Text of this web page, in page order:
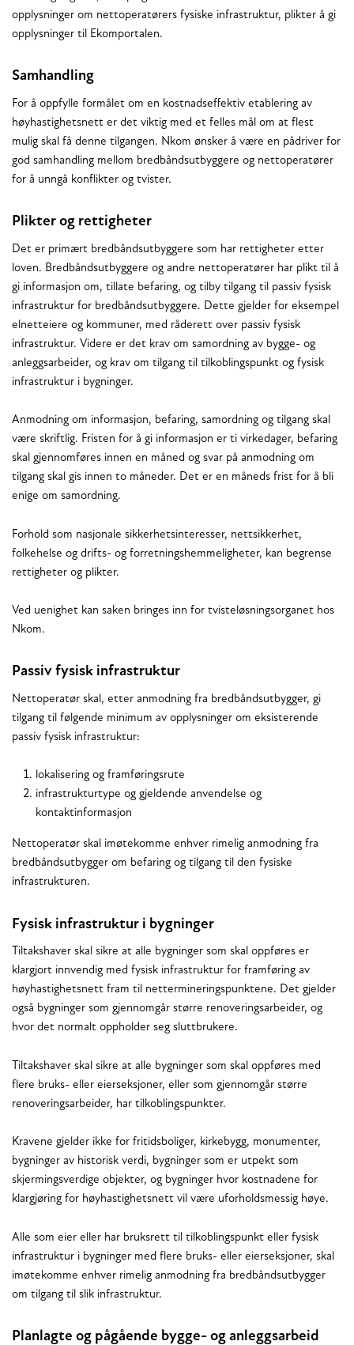
opplysninger om nettoperatørers fysiske infrastruktur, plikter å gi
opplysninger til Ekomportalen.
Samhandling
For å oppfylle formålet om en kostnadseffektiv etablering av
høyhastighetsnett er det viktig med et felles mål om at flest
mulig skal få denne tilgangen. Nkom ønsker å være en pådriver for
god samhandling mellom bredbåndsutbyggere og nettoperatører
for å unngå konflikter og tvister.
Plikter og rettigheter
Det er primært bredbåndsutbyggere som har rettigheter etter
loven. Bredbåndsutbyggere og andre nettoperatører har plikt til å
gi informasjon om, tillate befaring, og tilby tilgang til passiv fysisk
infrastruktur for bredbåndsutbyggere. Dette gjelder for eksempel
elnetteiere og kommuner, med råderett over passiv fysisk
infrastruktur. Videre er det krav om samordning av bygge- og
anleggsarbeider, og krav om tilgang til tilkoblingspunkt og fysisk
infrastruktur i bygninger.
Anmodning om informasjon, befaring, samordning og tilgang skal
være skriftlig. Fristen for å gi informasjon er ti virkedager, befaring
skal gjennomføres innen en måned og svar på anmodning om
tilgang skal gis innen to måneder. Det er en måneds frist for å bli
enige om samordning.
Forhold som nasjonale sikkerhetsinteresser, nettsikkerhet,
folkehelse og drifts- og forretningshemmeligheter, kan begrense
rettigheter og plikter.
Ved uenighet kan saken bringes inn for tvisteløsningsorganet hos
Nkom.
Passiv fysisk infrastruktur
Nettoperatør skal, etter anmodning fra bredbåndsutbygger, gi
tilgang til følgende minimum av opplysninger om eksisterende
passiv fysisk infrastruktur:
lokalisering og framføringsrute
infrastrukturtype og gjeldende anvendelse og
kontaktinformasjon
Nettoperatør skal imøtekomme enhver rimelig anmodning fra
bredbåndsutbygger om befaring og tilgang til den fysiske
infrastrukturen.
Fysisk infrastruktur i bygninger
Tiltakshaver skal sikre at alle bygninger som skal oppføres er
klargjort innvendig med fysisk infrastruktur for framføring av
høyhastighetsnett fram til nettermineringspunktene. Det gjelder
også bygninger som gjennomgår større renoveringsarbeider, og
hvor det normalt oppholder seg sluttbrukere.
Tiltakshaver skal sikre at alle bygninger som skal oppføres med
flere bruks- eller eierseksjoner, eller som gjennomgår større
renoveringsarbeider, har tilkoblingspunkter.
Kravene gjelder ikke for fritidsboliger, kirkebygg, monumenter,
bygninger av historisk verdi, bygninger som er utpekt som
skjermingsverdige objekter, og bygninger hvor kostnadene for
klargjøring for høyhastighetsnett vil være uforholdsmessig høye.
Alle som eier eller har bruksrett til tilkoblingspunkt eller fysisk
infrastruktur i bygninger med flere bruks- eller eierseksjoner, skal
imøtekomme enhver rimelig anmodning fra bredbåndsutbygger
om tilgang til slik infrastruktur.
Planlagte og pågående bygge- og anleggsarbeid